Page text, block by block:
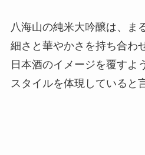
八海山の純米大吟醸は、ま
細さと華やかさを持ち合わ
日本酒のイメージを覆すよ
スタイルを体現していると